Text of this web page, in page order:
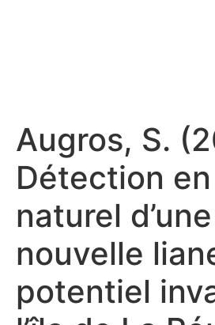
Augros, S.
Détection
naturel d’une
nouvelle
potentiel